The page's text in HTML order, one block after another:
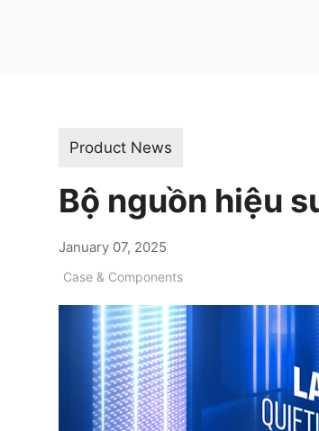
Product News
Bộ nguồn hiệu
January 07, 2025
Case & Components